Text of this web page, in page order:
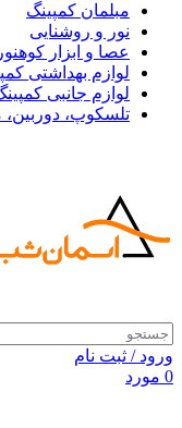
مبلمان کمپینگ
نور و روشنایی
عصا و ابزار
لوازم بهداشتی
لوازم جانبی
تلسکوپ،
ورود / ثبت نام
0 مورد